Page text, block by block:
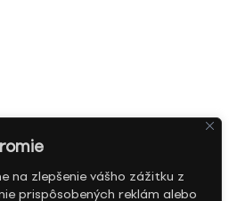
na zlepšenie vášho zážitku z
prispôsobených reklám alebo